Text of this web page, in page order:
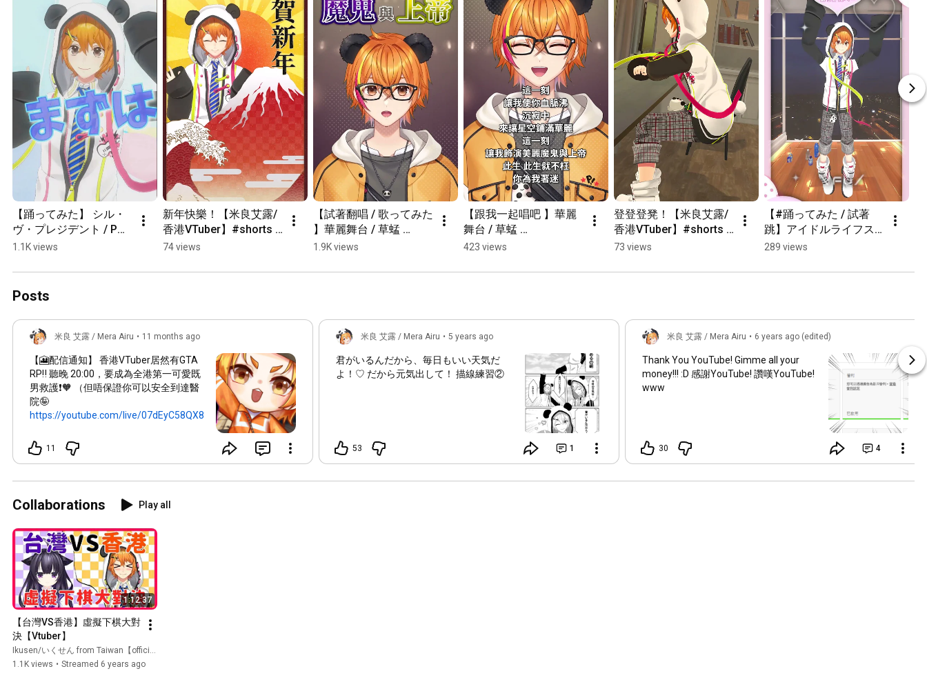
【踊ってみた】 シル・
ヴ・プレジデント / P丸
様 #shorts
1.1K views
新年快樂！【米良艾露/
香港VTuber】#shorts
#short #varkshorts
74 views
【試著翻唱 / 歌ってみた
】華麗舞台 / 草蜢
Grasshopper【米良艾
1.9K views
【跟我一起唱吧 】華麗
舞台 / 草蜢
Grasshopper【米良艾
423 views
登登登凳！【米良艾露/
香港VTuber】#shorts
#short #varkshorts
73 views
【#踊ってみた / 試著
跳】アイドルライフス
ターターパックiLiFE!
VTuber】#shorts
289 views
Posts
米良 艾露 / Mera Airu • 11 months ago
【🎦配信通知】 香港VTuber居然有GTA
RP‼️ 聽晚20:00 ，要成為全港第一可愛既
男救護❗️🧡 （但唔保證你可以安全到達醫
https://youtube.com/live/07dEyC58QX8?...
@Tabby_Meowww
11
米良 艾露 / Mera Airu • 5 years ago
君がいるんだから、毎日もいい天気だ
よ！♡ だから元気出して！ 描線練習②
53 1
米良 艾露 / Mera Airu • 6 years ago (edited)
Thank You YouTube! Gimme all your
money!!! :D 感謝YouTube! 讚嘆YouTube!
www
30 4
Collaborations Play all
1:12:37
【台灣VS香港】虛擬下棋大對
決【Vtuber】
Ikusen/いくせん from Taiwan【official】
1.1K views • Streamed 6 years ago